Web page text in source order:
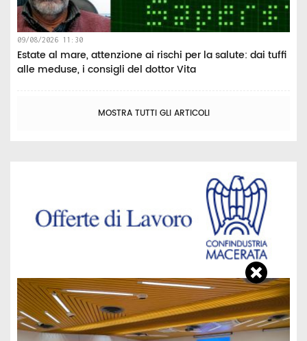
09/08/2026 11:30
Estate al mare, attenzione ai rischi per la salute: dai tuffi
alle meduse, i consigli del dottor Vita
MOSTRA TUTTI GLI ARTICOLI